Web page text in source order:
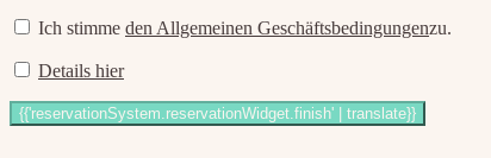
Ich stimme den Allgemeinen Geschäftsbedingungenzu.
Details hier